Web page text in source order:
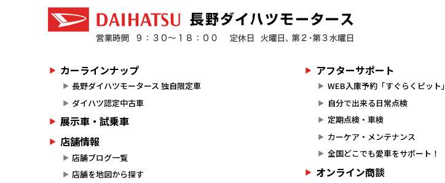
カーラインナップ
長野ダイハツモータース 独自限定車
ダイハツ認定中古車
展示車・試乗車
店舗情報
店舗ブログ一覧
店舗を地図から探す
アフターサポート
WEB入庫予約「すぐらくピット」
自分で出来る日常点検
定期点検・車検
カーケア・メンテナンス
全国どこでも愛車をサポート！
オンライン商談